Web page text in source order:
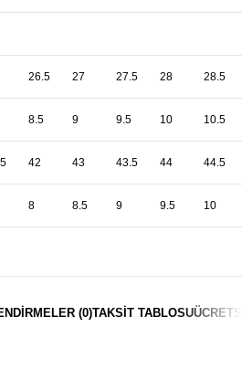
26.5 27 27.5 28 28.5
8.5 9 9.5 10 10.5
42 43 43.5 44 44.5
8 8.5 9 9.5 10
(0)TAKSIT TABLOSU